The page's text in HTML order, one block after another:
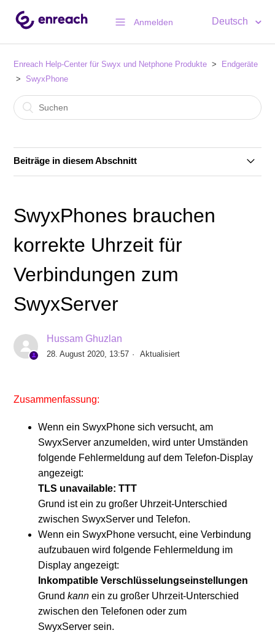
Anmelden Deutsch
Enreach Help-Center für Swyx und Netphone Produkte
Endgeräte
SwyxPhone
Beiträge in diesem Abschnitt
SwyxPhone Firmware Übersicht ab Swyx 13
SwyxWare 12.xx)
INFO: SwyxPhone L77 hat nach erstmaliger
SwyxPhone L6x Firmware V1 R4.6.2 verfügbar für
Falsche Zeitanzeige am SwyxPhone L62/L64/L66
Power over Ethernet (PoE) Leistungsklassen der
SwyxPhones / SwyxDect / Yealink
Technische Hintergrundinformationen zu DCF /
SwyxPhones brauchen korrekte Uhrzeit für
Verbindungen zum SwyxServer
SwyxPhone auf Werkseinstellungen zurücksetzen
SwyxPhones brauchen
korrekte Uhrzeit für
Verbindungen zum
SwyxServer
Hussam Ghuzlan
28. August 2020, 13:57 Aktualisiert
Zusammenfassung:
Wenn ein SwyxPhone sich versucht, am
SwyxServer anzumelden, wird unter Umständen
folgende Fehlermeldung auf dem Telefon-Display
angezeigt:
TLS unavailable: TTT
Grund ist ein zu großer Uhrzeit-Unterschied
zwischen SwyxServer und Telefon.
Wenn ein SwyxPhone versucht, eine Verbindung
aufzubauen wird folgende Fehlermeldung im
Display angezeigt:
Inkompatible Verschlüsselungseinstellungen
Grundkannein zu großer Uhrzeit-Unterschied
zwischen den Telefonen oder zum
SwyxServer sein.